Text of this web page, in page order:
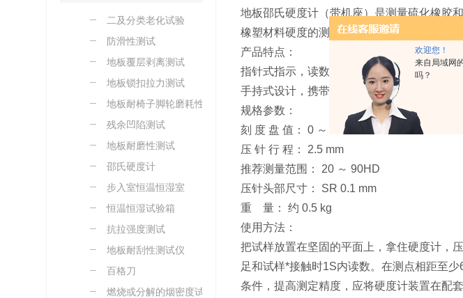
欢迎您！
来自局域网
吗？
备（PVC、
WPC）
二及分类老化试验
防滑性测试
地板覆层剥离测试
地板锁扣拉力测试
地板耐椅子脚轮磨耗性测
试
残余凹陷测试
地板耐磨性测试
邵氏硬度计
步入室恒温恒湿室
恒温恒湿试验箱
抗拉强度测试
地板耐刮性测试仪
百格刀
燃烧或分解的烟密度试验
地板邵氏硬度计（带机座） 是测量硫化橡胶
橡塑材料硬度的测试。
产品特点：
指针式指示，读数方便、准确、精度高
手持式设计，携带方便，可手持测量，也可
规格参数：
刻 度 盘 值： 0 ～ 100HD
压 针 行 程： 2.5 mm
推荐测量范围： 20 ～ 90HD
压针头部尺寸： SR 0.1 mm
重 量： 约 0.5 kg
使用方法：
把试样放置在坚固的平面上，拿住硬度计，
足和试样*接触时1S内读数。在测点相距至
条件，提高测定精度，应将硬度计装置在配